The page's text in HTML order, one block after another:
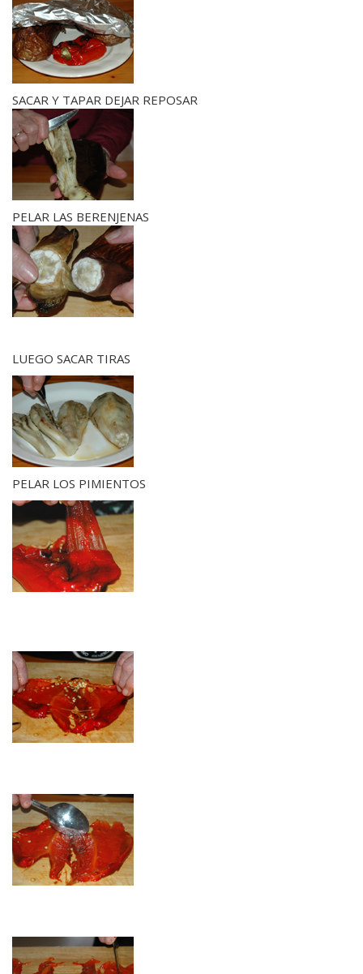
SACAR Y TAPAR DEJAR REPOSAR
PELAR LAS BERENJENAS
LUEGO SACAR TIRAS
PELAR LOS PIMIENTOS